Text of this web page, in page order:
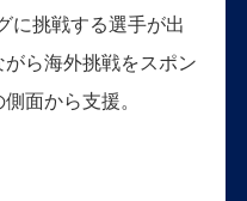
挑戦する選手が出
ら海外挑戦をスポン
面から支援。